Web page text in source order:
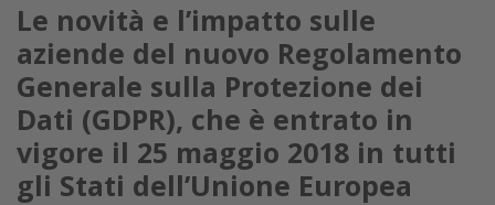
Le novità e l’impatto sulle
aziende del nuovo Regolamento
Generale sulla Protezione dei
Dati (GDPR), che è entrato in
vigore il 25 maggio 2018 in tutti
gli Stati dell’Unione Europea